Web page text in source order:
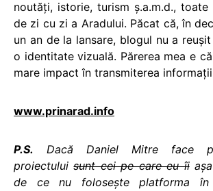
noutăţi, istorie, turism ş.a.m.d.,
de zi cu zi a Aradului. Păcat că, în
un an de la lansare, blogul nu a
o identitate vizuală. Părerea mea e
mare impact în transmiterea
www.prinarad.info
P.S. Dacă Daniel Mitre face
proiectuluisunt cei pe care eu îiaşa
de ce nu foloseşte platforma în